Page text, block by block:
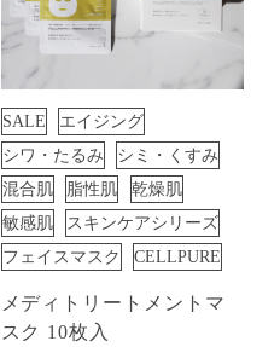
SALE
エイジング
シワ・たるみ
シミ・くすみ
混合肌
脂性肌
乾燥肌
敏感肌
スキンケアシリーズ
フェイスマスク
CELLPURE
メディトリートメントマ
スク 10枚入